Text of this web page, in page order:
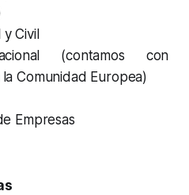
Civil
(contamos con
Comunidad Europea)
Empresas